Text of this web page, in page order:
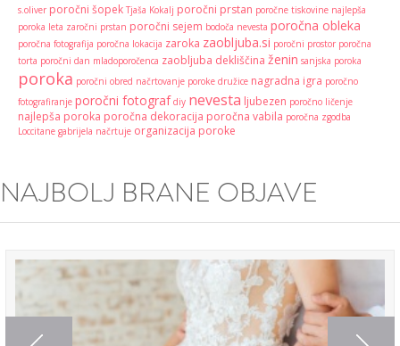
s.oliver poročni šopek Tjaša Kokalj poročni prstan poročne tiskovine najlepša
poroka leta zaročni prstan poročni sejem bodoča nevesta poročna obleka
poročna fotografija poročna lokacija zaroka zaobljuba.si poročni prostor poročna
torta poročni dan mladoporočenca zaobljuba dekliščina ženin sanjska poroka
poroka poročni obred načrtovanje poroke družice nagradna igra poročno
fotografiranje poročni fotograf diy nevesta ljubezen poročno ličenje
najlepša poroka poročna dekoracija poročna vabila poročna zgodba
Loccitane gabrijela načrtuje organizacija poroke
NAJBOLJ BRANE OBJAVE